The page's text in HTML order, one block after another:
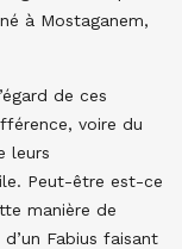
à Mostaganem,
de ces
voire du
leurs
Peut-être est-ce
manière de
Fabius faisant